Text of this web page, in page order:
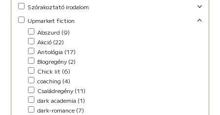
Ifjúsági (Young Adult) (48)
Lányregény (7)
Mese (141)
New Adult (9)
Novella (4)
Vers (27)
Családregény (3)
Novella (10)
Regény (13)
Szociodráma (2)
Vers (36)
Szórakoztató irodalom
Akció (13)
Chick lit (4)
coaching (1)
Családregény (8)
Dark Fantasy (1)
Disztópia (4)
Életrajz (7)
Erotikus (14)
Ezotéria/Horoszkóp (3)
Upmarket fiction
Abszurd (9)
Akció (22)
Antológia (17)
Blogregény (2)
Chick lit (6)
coaching (4)
Családregény (11)
dark academia (1)
dark-romance (7)